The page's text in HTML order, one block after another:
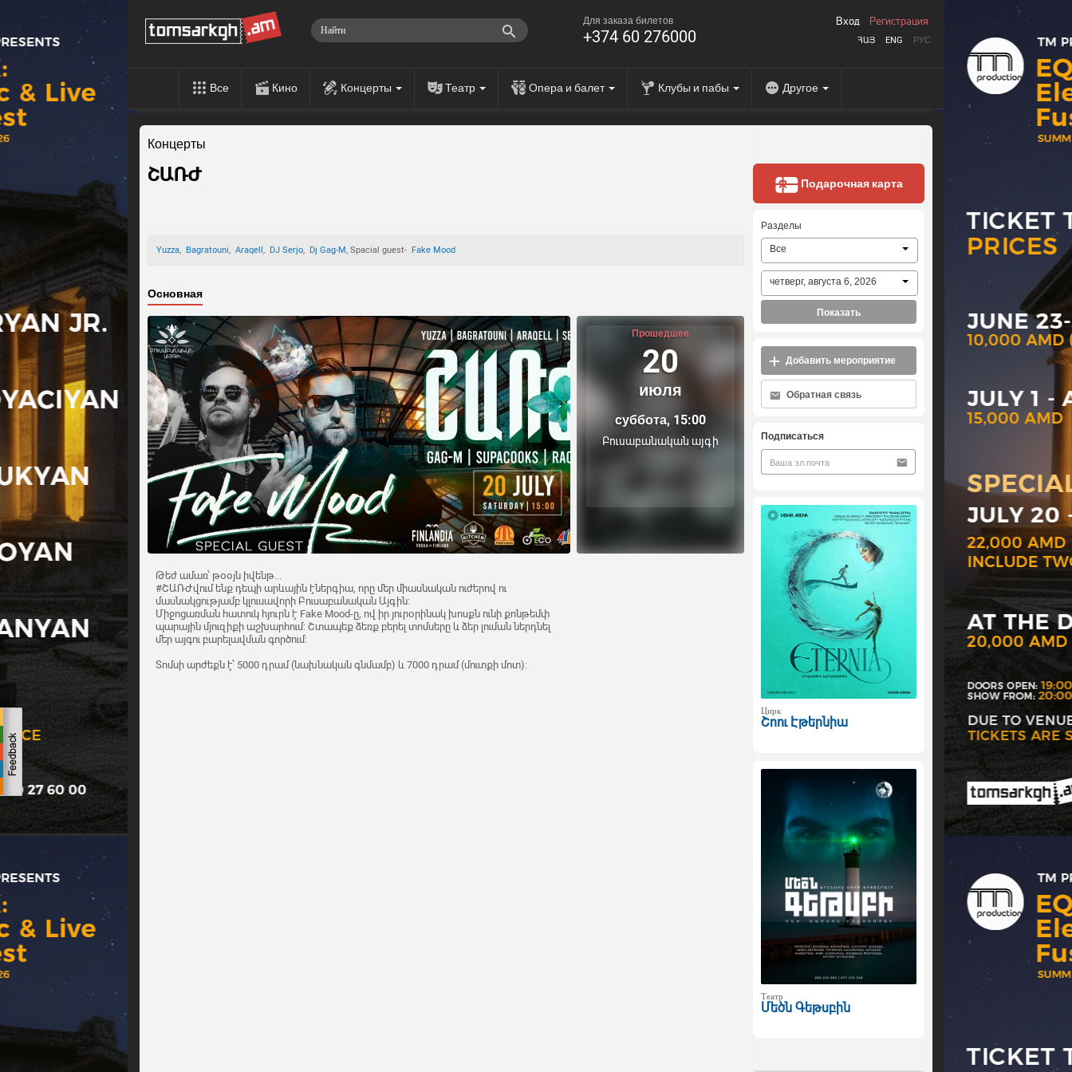
Для заказа билетов
+374 60 276000 ՀԱՅ ENG РУС
Вход Регистрация
Все Кино Концерты Театр Опера и балет Клубы и пабы Другое
Концерты
ՇԱՌԺ
Yuzza, Bagratouni, Araqell, DJ Serjo, Dj Gag-M, Spacial guest- Fake Mood
Основная
Прошедшее
20
июля
суббота, 15:00
Բուսաբանական այգի
Թեժ ամառ՝ թօօյն իվենթ...
#ՇԱՌԺվում ենք դեպի արևային էներգիա, որը մեր միասնական ուժերով ու
մասնակցությամբ կլուսավորի Բուսաբանական Այգին:
Միջոցառման հատուկ հյուրն է Fake Mood-ը, ով իր յուրօրինակ խոսքն ունի քոնթեմփ
պարային մյուզիքի աշխարհում: Շտապեք ձեռք բերել տոմսերը և ձեր լուման ներդնել
մեր այգու բարելավման գործում:
Տոմսի արժեքն է՝ 5000 դրամ (նախնական գնմամբ) և 7000 դրամ (մուտքի մոտ):
Подарочная карта
Разделы
Все
четверг, августа 6, 2026
Показать
Добавить мероприятие
Обратная связь
Подписаться
Цирк
Շոու Էթերնիա
Театр
Մեծն Գեթսբին